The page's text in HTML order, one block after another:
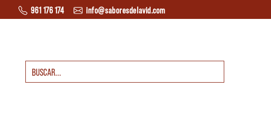
Saltar al contenido
961 176 174 info@saboresdelavid.com
Buscar: